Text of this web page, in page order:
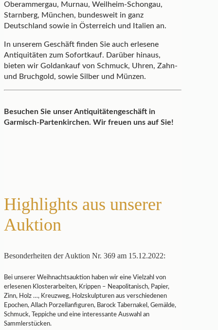
Oberammergau, Murnau, Weilheim-Schongau,
Starnberg, München, bundesweit in ganz
Deutschland sowie in Österreich und Italien an.
In unserem Geschäft finden Sie auch erlesene
Antiquitäten zum Sofortkauf. Darüber hinaus,
bieten wir Goldankauf von Schmuck, Uhren, Zahn-
und Bruchgold, sowie Silber und Münzen.
Besuchen Sie unser Antiquitätengeschäft in
Garmisch-Partenkirchen. Wir freuen uns auf Sie!
Highlights aus unserer
Auktion
Besonderheiten der Auktion Nr. 369 am 15.12.2022:
Bei unserer Weihnachtsauktion haben wir eine Vielzahl von
erlesenen Klosterarbeiten, Krippen – Neapolitanisch, Papier,
Zinn, Holz …, Kreuzweg, Holzskulpturen aus verschiedenen
Epochen, Allach Porzellanfiguren, Barock Tabernakel, Gemälde,
Schmuck, Teppiche und eine interessante Auswahl an
Sammlerstücken.